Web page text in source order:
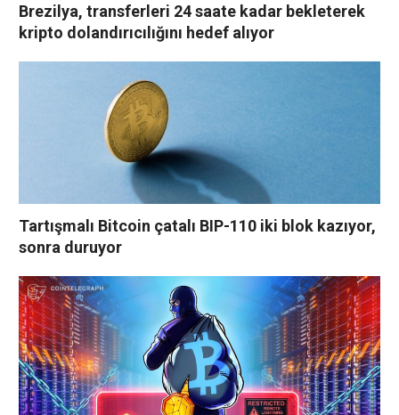
Brezilya, transferleri 24 saate kadar bekleterek
kripto dolandırıcılığını hedef alıyor
Tartışmalı Bitcoin çatalı BIP-110 iki blok kazıyor,
sonra duruyor